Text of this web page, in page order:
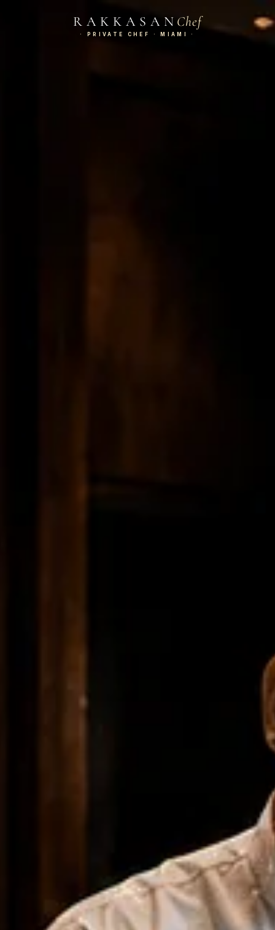
RAKKASANChef
· PRIVATE CHEF · MIAMI ·